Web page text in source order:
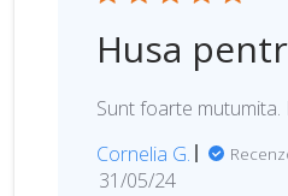
ă
i
Husa
Sunt foarte mutumita.
Cornelia G.
D
31/05/24